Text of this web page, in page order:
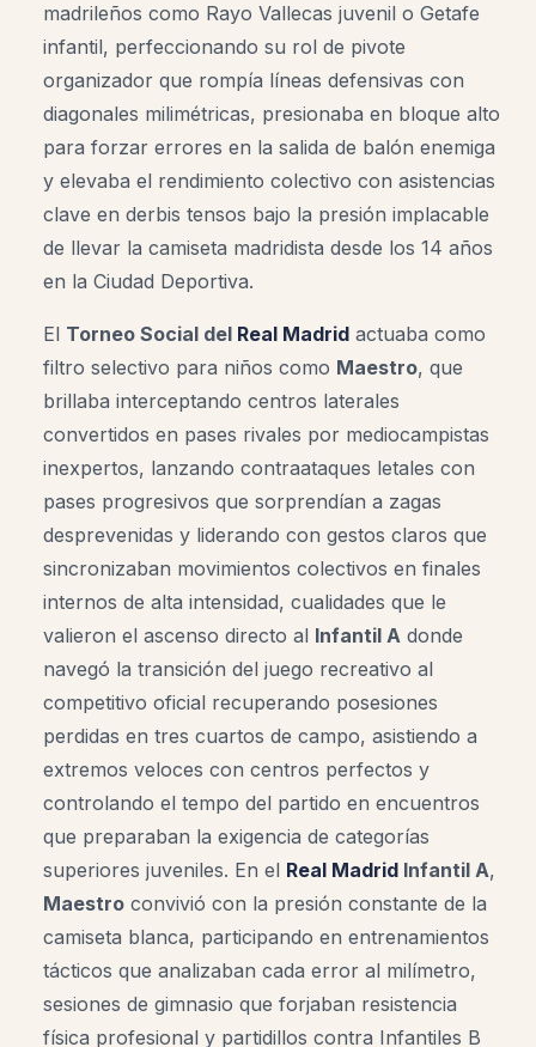
madrileños como Rayo Vallecas juvenil o Getafe
infantil, perfeccionando su rol de pivote
organizador que rompía líneas defensivas con
diagonales milimétricas, presionaba en bloque alto
para forzar errores en la salida de balón enemiga
y elevaba el rendimiento colectivo con asistencias
clave en derbis tensos bajo la presión implacable
de llevar la camiseta madridista desde los 14 años
en la Ciudad Deportiva.
El Torneo Social del Real Madrid actuaba como
filtro selectivo para niños como Maestro, que
brillaba interceptando centros laterales
convertidos en pases rivales por mediocampistas
inexpertos, lanzando contraataques letales con
pases progresivos que sorprendían a zagas
desprevenidas y liderando con gestos claros que
sincronizaban movimientos colectivos en finales
internos de alta intensidad, cualidades que le
valieron el ascenso directo al Infantil A donde
navegó la transición del juego recreativo al
competitivo oficial recuperando posesiones
perdidas en tres cuartos de campo, asistiendo a
extremos veloces con centros perfectos y
controlando el tempo del partido en encuentros
que preparaban la exigencia de categorías
superiores juveniles. En el Real Madrid Infantil A,
Maestro convivió con la presión constante de la
camiseta blanca, participando en entrenamientos
tácticos que analizaban cada error al milímetro,
sesiones de gimnasio que forjaban resistencia
física profesional y partidillos contra Infantiles B